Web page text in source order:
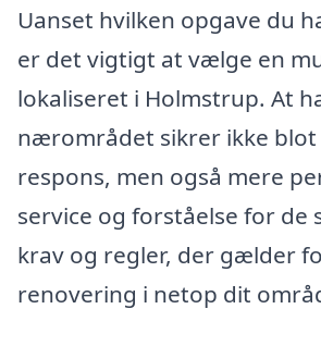
Uanset hvilken opgave du
er det vigtigt at vælge en
lokaliseret i Holmstrup. At
nærområdet sikrer ikke
respons, men også mere
service og forståelse for de
krav og regler, der gælder
renovering i netop dit